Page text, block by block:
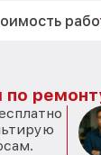
по